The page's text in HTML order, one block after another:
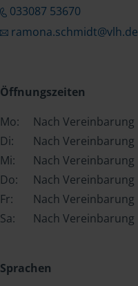
033087 53670
ramona.schmidt@vlh.de
Öffnungszeiten
Mo:
Nach Vereinbarung
Di:
Nach Vereinbarung
Mi:
Nach Vereinbarung
Do:
Nach Vereinbarung
Fr:
Nach Vereinbarung
Sa:
Nach Vereinbarung
Sprachen